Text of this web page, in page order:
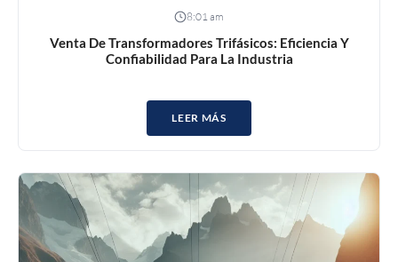
8:01 am
Venta De Transformadores Trifásicos: Eficiencia Y
Confiabilidad Para La Industria
LEER MÁS